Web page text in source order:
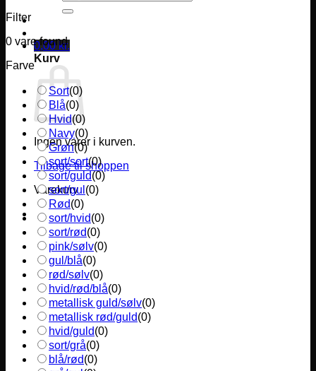
efter:
0,00 kr.
Kurv
Ingen varer i kurven.
Tilbage til shoppen
Varekurv
Filter
0 vare found
Farve
Sort(0)
Blå(0)
Hvid(0)
Navy(0)
Grøn(0)
sort/sort(0)
sort/guld(0)
sort/gul (0)
Rød(0)
sort/hvid(0)
sort/rød(0)
pink/sølv(0)
gul/blå(0)
rød/sølv(0)
hvid/rød/blå(0)
metallisk guld/sølv(0)
metallisk rød/guld(0)
hvid/guld(0)
sort/grå(0)
blå/rød(0)